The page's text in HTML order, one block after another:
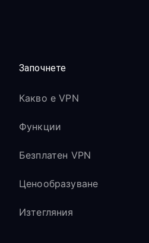
Започнете
Какво е VPN
Функции
Безплатен VPN
Ценообразуване
Изтегляния